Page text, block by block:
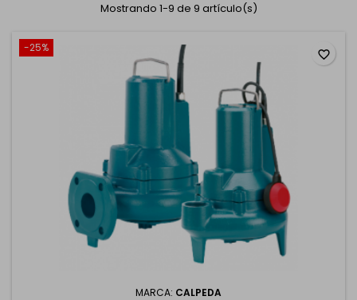
Mostrando 1-9 de 9 artículo(s)
-25%
MARCA: CALPEDA
favorite_border